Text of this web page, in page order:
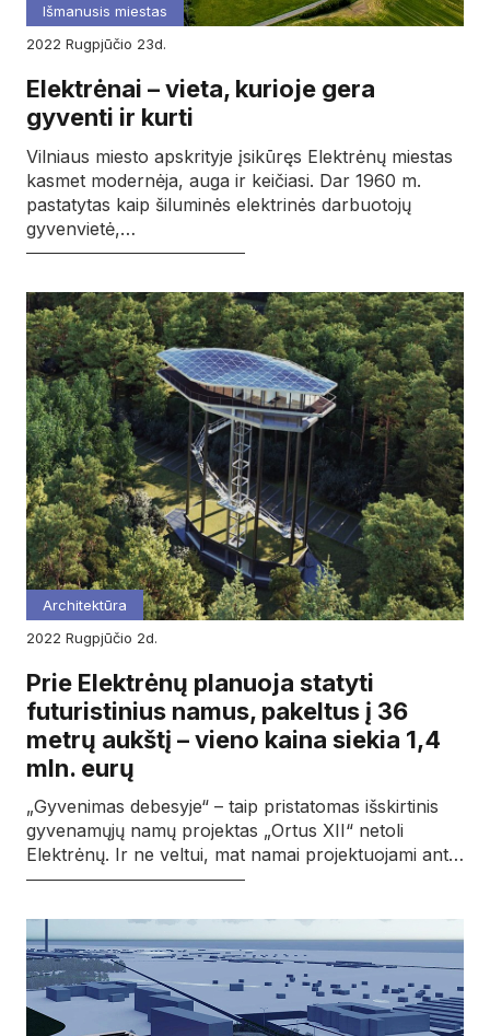
Išmanusis miestas
2022
rugpjūčio 23d.
Elektrėnai – vieta, kurioje gera
gyventi ir kurti
Vilniaus miesto apskrityje įsikūręs Elektrėnų miestas
kasmet modernėja, auga ir keičiasi. Dar 1960 m.
pastatytas kaip šiluminės elektrinės darbuotojų
gyvenvietė,…
Architektūra
2022
rugpjūčio 2d.
Prie Elektrėnų planuoja statyti
futuristinius namus, pakeltus į 36
metrų aukštį – vieno kaina siekia 1,4
mln. eurų
„Gyvenimas debesyje“ – taip pristatomas išskirtinis
gyvenamųjų namų projektas „Ortus XII“ netoli
Elektrėnų. Ir ne veltui, mat namai projektuojami ant…